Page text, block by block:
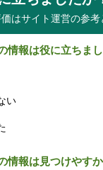
はサイト運営の参考
情報は役に立ちま
い
情報は見つけやす